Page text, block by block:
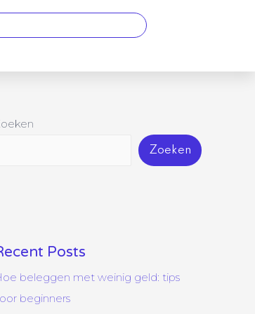
Zoeken
Posts
beleggen met weinig geld: tips
beginners